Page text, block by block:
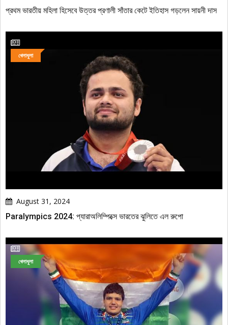
প্রথম ভারতীয় মহিলা হিসেবে উত্তর প্রণালী সাঁতার কেটে ইতিহাস গড়লেন সায়নী দাস
খেলাধুলা
August 31, 2024
Paralympics 2024: প্যারাঅলিম্পিক্সে ভারতের ঝুলিতে এল রুপো
খেলাধুলা